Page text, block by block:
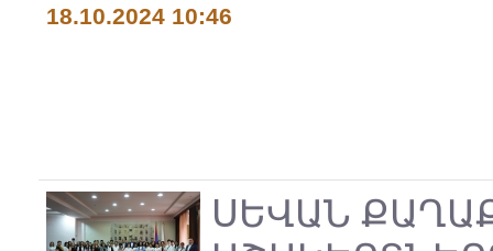
18.10.2024 10:46
ՍԵՎԱՆ